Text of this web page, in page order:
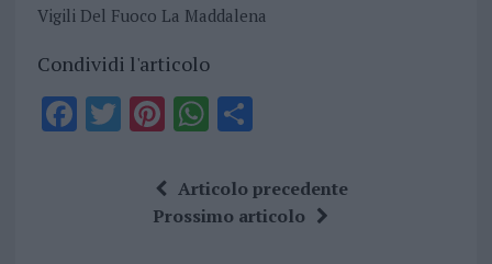
Vigili Del Fuoco La Maddalena
Condividi l'articolo
F T Pi
te
re
W
at
s
S
a
re
Articolo precedente
Prossimo articolo